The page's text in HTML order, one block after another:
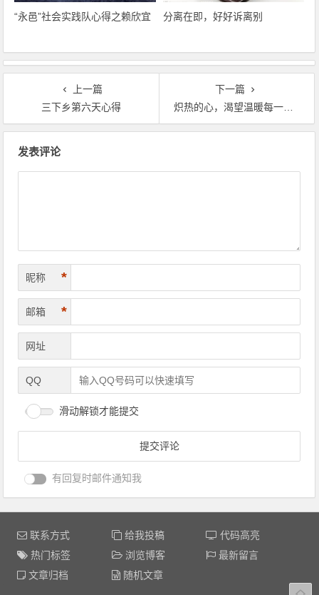
“永邑”社会实践队心得之赖欣宜 分离在即，好好诉离别
上一篇
三下乡第六天心得
下一篇
炽热的心，渴望温暖每一个孩子
发表评论
昵称 *
邮箱 *
网址
QQ
滑动解锁才能提交
有回复时邮件通知我
联系方式 给我投稿
代码高亮
热门标签
浏览博客
最新留言
文章归档
随机文章